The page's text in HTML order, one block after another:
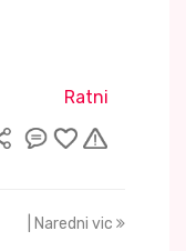
Ratni
| Naredni vic